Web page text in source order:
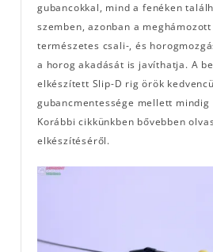
gubancokkal, mind a fenéken
szemben, azonban a meghámozott
természetes csali-, és
a horog akadását is javíthatja. A
elkészített Slip-D rig örök
gubancmentessége mellett mindig
Korábbi cikkünkben bővebben
elkészítéséről.